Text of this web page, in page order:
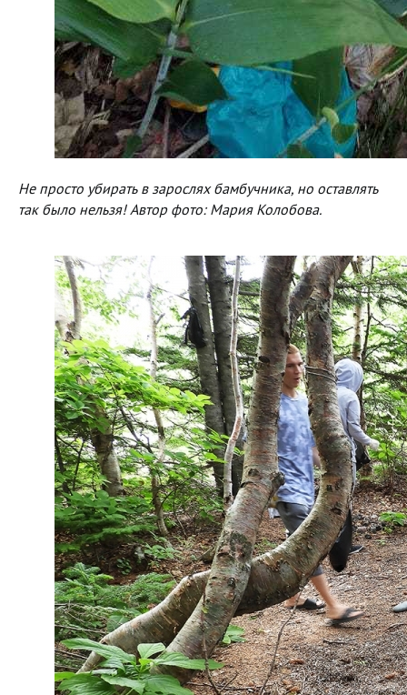
Не просто убирать в зарослях бамбучника, но оставлять
так было нельзя! Автор фото: Мария Колобова.